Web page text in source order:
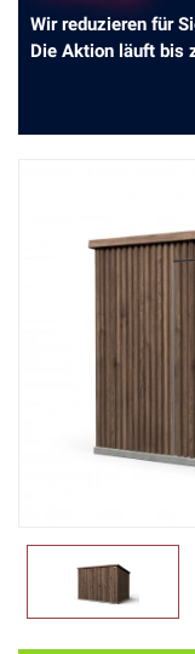
Wir reduzieren für
Die Aktion läuft bis